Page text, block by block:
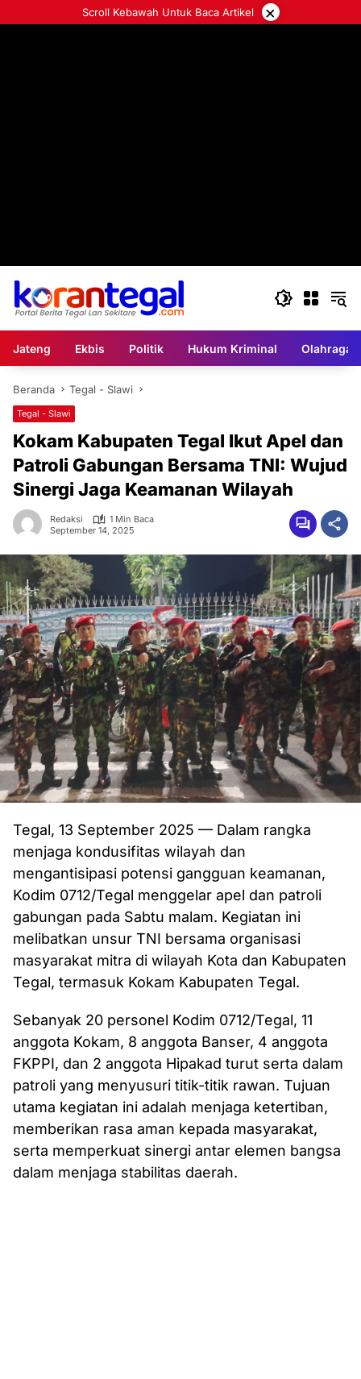
ke
Scroll Kebawah Untuk Baca Artikel ×
Jateng Ekbis Politik Hukum Kriminal Olahraga
Beranda Tegal - Slawi
Tegal - Slawi
Kokam Kabupaten Tegal Ikut Apel dan
Patroli Gabungan Bersama TNI: Wujud
Sinergi Jaga Keamanan Wilayah
Redaksi
1 Min Baca
September 14, 2025
Tegal, 13 September 2025 — Dalam rangka
menjaga kondusifitas wilayah dan
mengantisipasi potensi gangguan keamanan,
Kodim 0712/Tegal menggelar apel dan patroli
gabungan pada Sabtu malam. Kegiatan ini
melibatkan unsur TNI bersama organisasi
masyarakat mitra di wilayah Kota dan Kabupaten
Tegal, termasuk Kokam Kabupaten Tegal.
Sebanyak 20 personel Kodim 0712/Tegal, 11
anggota Kokam, 8 anggota Banser, 4 anggota
FKPPI, dan 2 anggota Hipakad turut serta dalam
patroli yang menyusuri titik-titik rawan. Tujuan
utama kegiatan ini adalah menjaga ketertiban,
memberikan rasa aman kepada masyarakat,
serta memperkuat sinergi antar elemen bangsa
dalam menjaga stabilitas daerah.